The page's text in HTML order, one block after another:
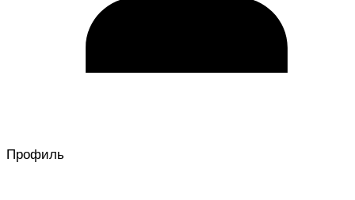
Профиль